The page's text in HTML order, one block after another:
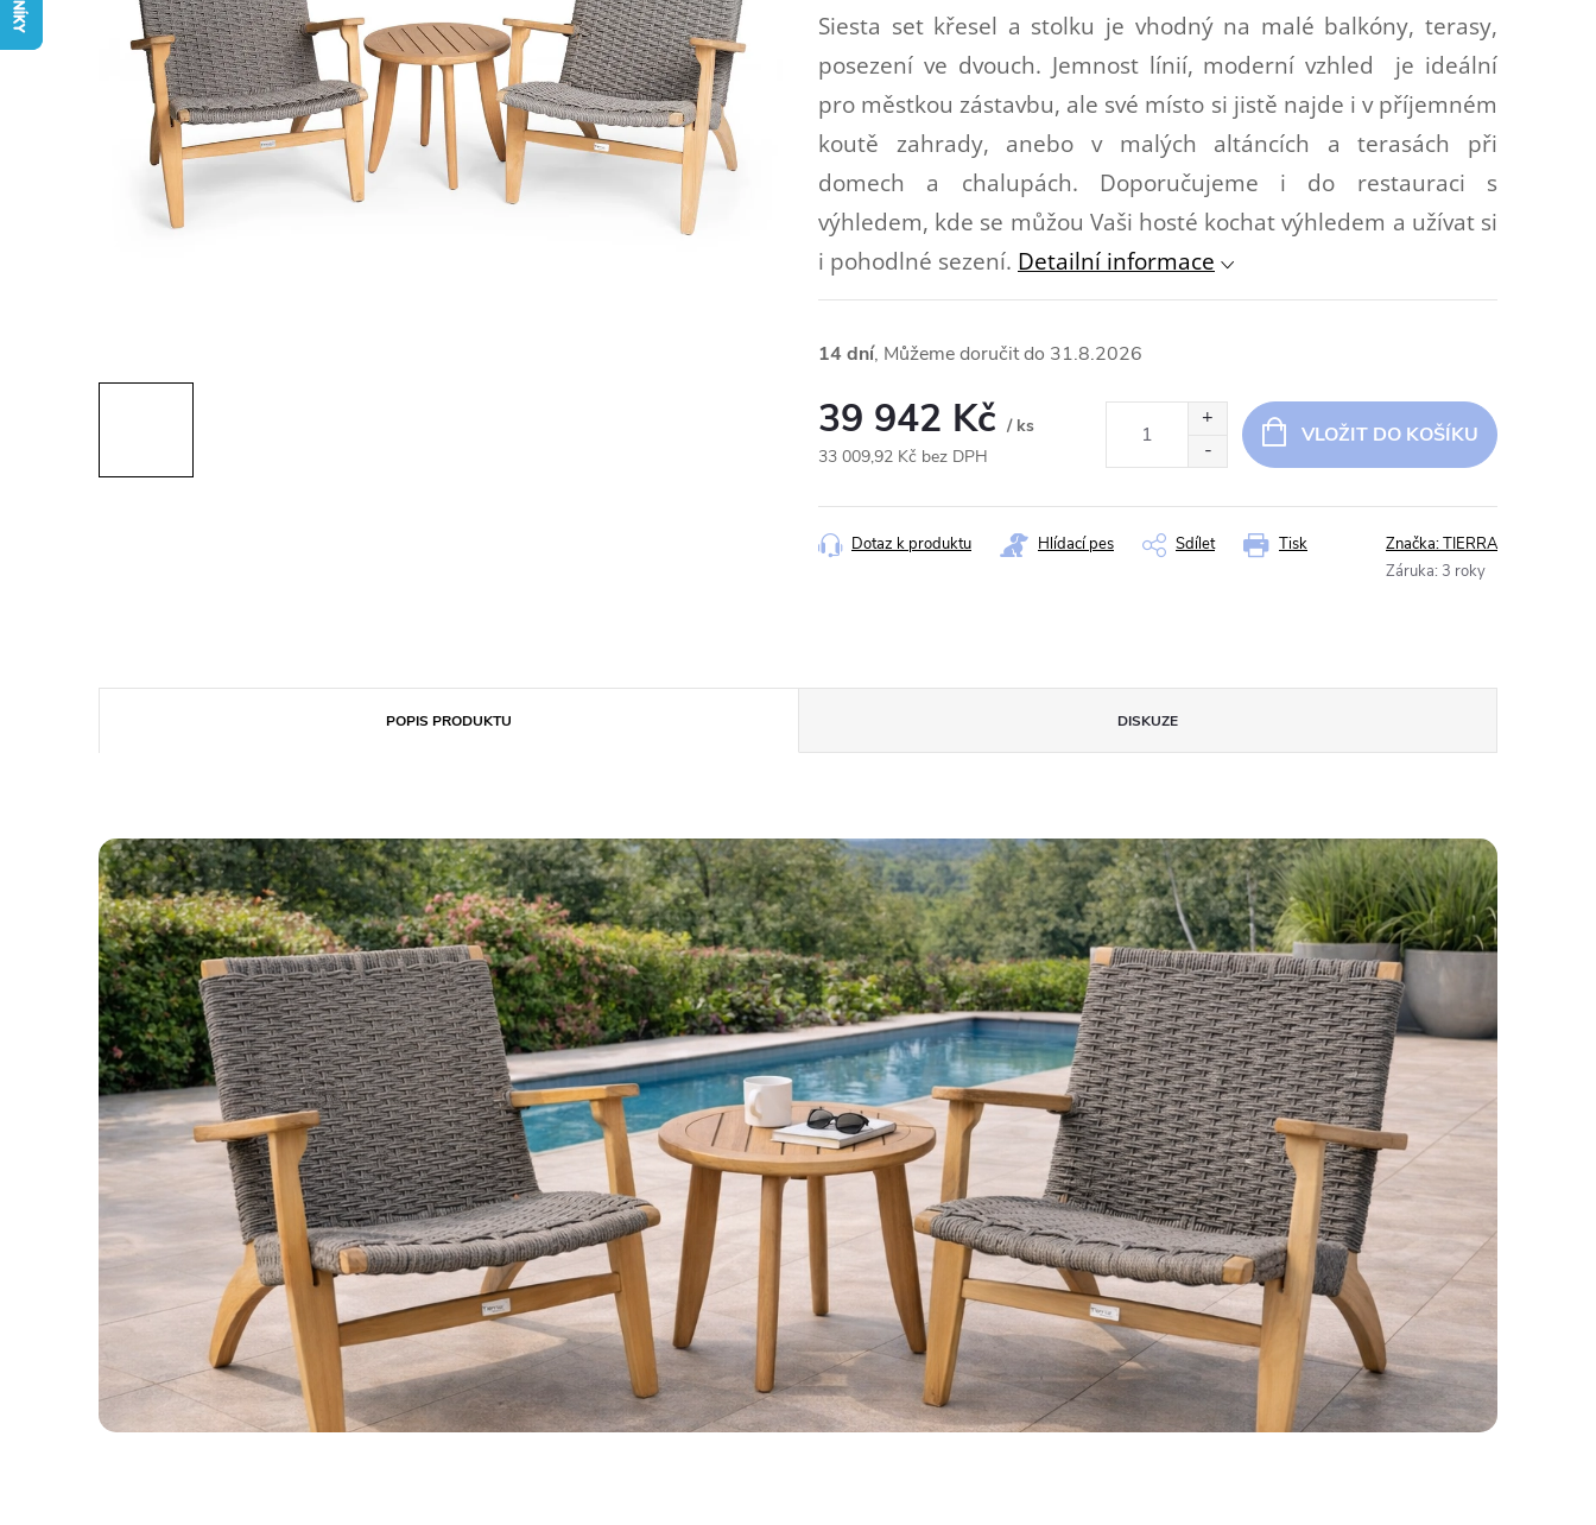
Siesta set křesel a stolku je vhodný na malé balkóny, terasy,
posezení ve dvouch. Jemnost línií, moderní vzhled je ideální
pro městkou zástavbu, ale své místo si jistě najde i v příjemném
koutě zahrady, anebo v malých altáncích a terasách při
domech a chalupách. Doporučujeme i do restauraci s
výhledem, kde se můžou Vaši hosté kochat výhledem a užívat si
i pohodlné sezení. Detailní informace
14 dní 31.8.2026
39 942 Kč / ks
33 009,92 Kč bez DPH
cena:
VLOŽIT DO KOŠÍKU
Tisk
Dotaz k produktu Hlídací pes Sdílet Značka:TIERRA
Záruka: 3 roky
POPIS PRODUKTU DISKUZE